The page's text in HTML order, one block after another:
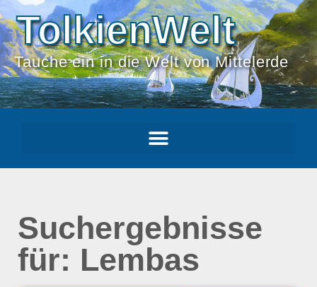
TolkienWelt
Tauche ein in die Welt von Mittelerde
Suchergebnisse
für: Lembas